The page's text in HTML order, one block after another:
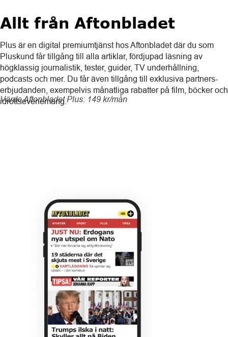
Allt från Aftonbladet
Plus är en digital premiumtjänst hos Aftonbladet där du som
Pluskund får tillgång till alla artiklar, fördjupad läsning av
högklassig journalistik, tester, guider, TV underhållning,
podcasts och mer. Du får även tillgång till exklusiva partners-
erbjudanden, exempelvis månatliga rabatter på film, böcker och
idrottsevenemang.
Värde Aftonbladet Plus: 149 kr/mån